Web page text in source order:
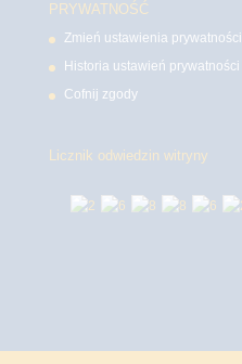
PRYWATNOŚĆ
Zmień ustawienia prywatności
Historia ustawień prywatności
Cofnij zgody
Licznik odwiedzin witryny